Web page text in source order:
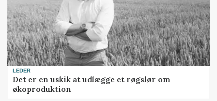
LEDER
Det er en uskik at udlægge et røgslør om
økoproduktion